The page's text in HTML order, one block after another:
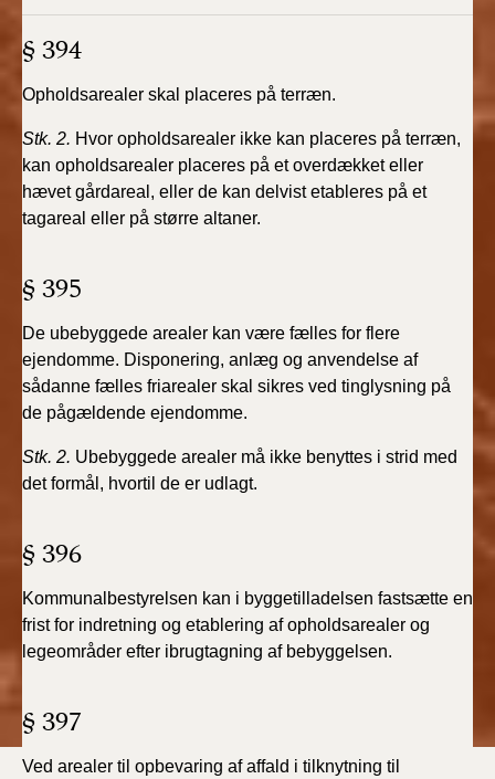
BR18 (1/1-29/6
BR18 (1/7-31/12
BR18 (10/3-30/6
2020)
BR18 (4/7-31/12
BR18 (1/1-4/7 2019)
2018)
BR15 (2015-2018)
Tidligere BR (1961-
§ 394
Opholdsarealer skal placeres på terræn.
Stk. 2. Hvor opholdsarealer ikke kan placeres på terræn,
kan opholdsarealer placeres på et overdækket eller
hævet gårdareal, eller de kan delvist etableres på et
tagareal eller på større altaner.
§ 395
De ubebyggede arealer kan være fælles for flere
ejendomme. Disponering, anlæg og anvendelse af
sådanne fælles friarealer skal sikres ved tinglysning på
de pågældende ejendomme.
Stk. 2. Ubebyggede arealer må ikke benyttes i strid med
det formål, hvortil de er udlagt.
§ 396
Kommunalbestyrelsen kan i byggetilladelsen fastsætte en
frist for indretning og etablering af opholdsarealer og
legeområder efter ibrugtagning af bebyggelsen.
§ 397
Ved arealer til opbevaring af affald i tilknytning til